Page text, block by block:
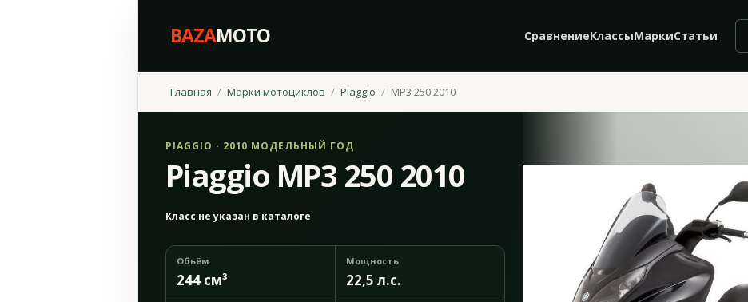
BAZAMOTO СравнениеКлассыМаркиСтатьи
Главная Марки мотоциклов Piaggio MP3 250 2010
PIAGGIO · 2010 МОДЕЛЬНЫЙ ГОД
Piaggio MP3 250 2010
Класс не указан в каталоге
Объём
244 см³
Мощность
22,5 л.с.